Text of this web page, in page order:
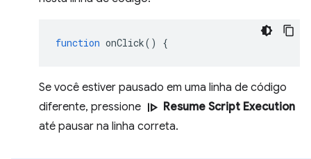
function onClick() {
Se você estiver pausado em uma linha de código
diferente, pressione resume Resume Script Execution
até pausar na linha correta.